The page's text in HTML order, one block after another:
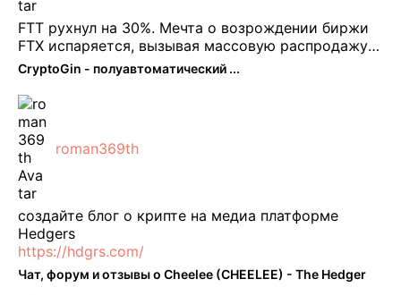
FTT рухнул на 30%. Мечта о возрождении биржи
FTX испаряется, вызывая массовую распродажу
ее собственного токена FTT. По словам Кайко , 5
февраля FTT, ныне бесполезная ...
CryptoGin - полуавтоматический ...
roman369th
создайте блог о крипте на медиа платформе
Hedgers
https://hdgrs.com/
Чат, форум и отзывы о Cheelee (CHEELEE) - The Hedger